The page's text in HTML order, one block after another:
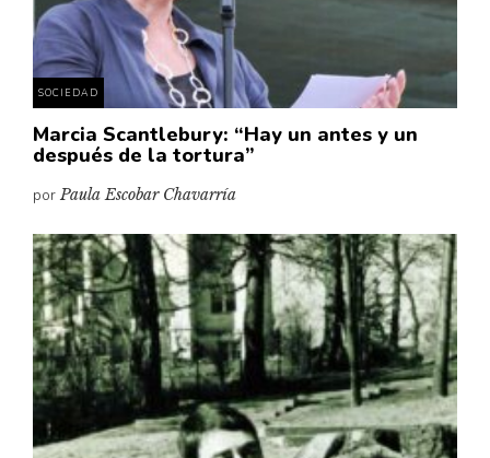
SOCIEDAD
Marcia Scantlebury: “Hay un antes y un
después de la tortura”
porPaula Escobar Chavarría